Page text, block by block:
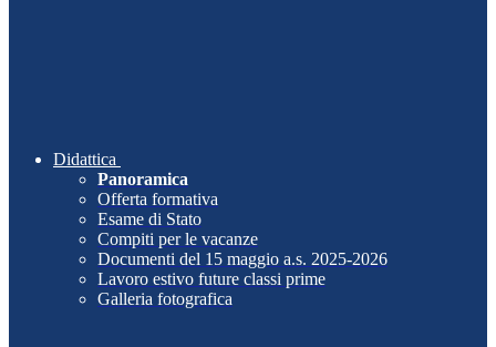
Didattica
Panoramica
Offerta formativa
Esame di Stato
Compiti per le vacanze
Documenti del 15 maggio a.s. 2025-2026
Lavoro estivo future classi prime
Galleria fotografica